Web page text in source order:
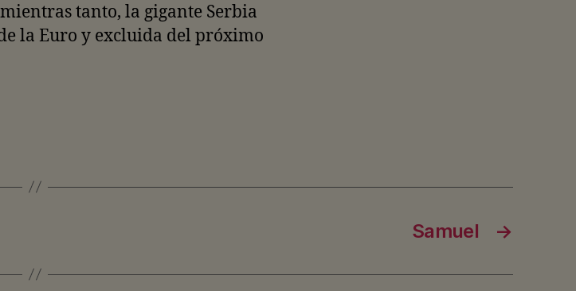
tanto, la gigante Serbia
la Euro y excluida del próximo
→
Samuel